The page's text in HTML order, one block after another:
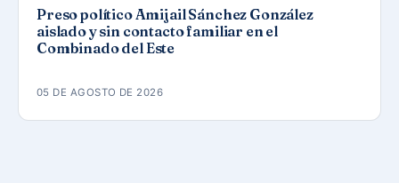
Preso político Amijail Sánchez González
aislado y sin contacto familiar en el
Combinado del Este
05 DE AGOSTO DE 2026